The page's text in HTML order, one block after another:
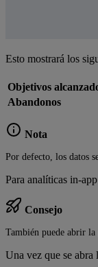
Esto mostrará los
Objetivos
Abandonos
Nota
Por defecto, los datos
Para analíticas in-
Consejo
También puede abrir la
Una vez que se abra